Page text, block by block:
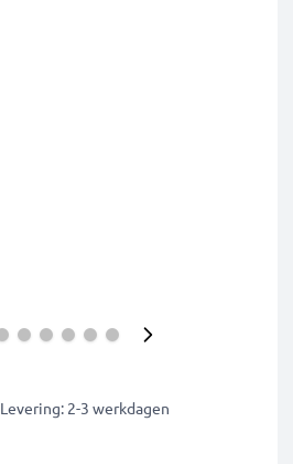
Levering: 2-3 werkdagen